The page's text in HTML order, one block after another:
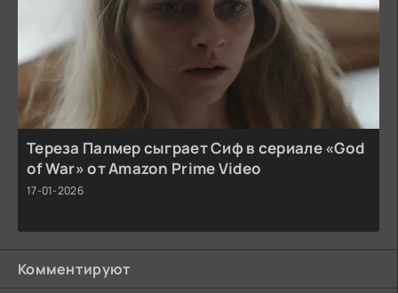
Тереза Палмер сыграет Сиф в сериале «God
of War» от Amazon Prime Video
17-01-2026
Комментируют